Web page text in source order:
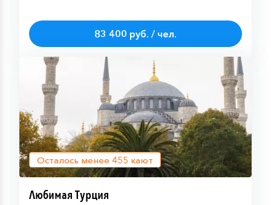
83 400 руб. / чел.
Осталось менее 455 кают
Любимая Турция